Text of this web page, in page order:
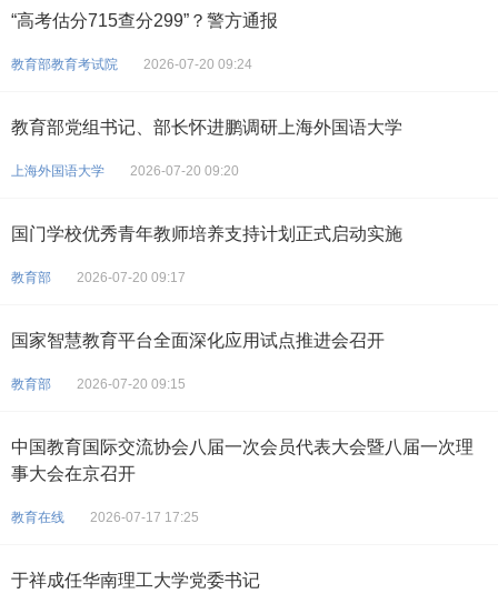
“高考估分715查分299”？警方通报
教育部教育考试院 2026-07-20 09:24
教育部党组书记、部长怀进鹏调研上海外国语大学
上海外国语大学 2026-07-20 09:20
国门学校优秀青年教师培养支持计划正式启动实施
教育部 2026-07-20 09:17
国家智慧教育平台全面深化应用试点推进会召开
教育部 2026-07-20 09:15
中国教育国际交流协会八届一次会员代表大会暨八届一次理
事大会在京召开
教育在线 2026-07-17 17:25
于祥成任华南理工大学党委书记